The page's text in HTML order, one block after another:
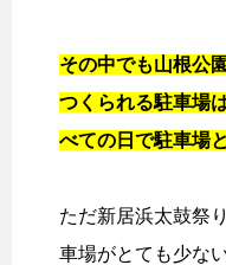
その中でも山根公
つくられる駐車場
べての日で駐車場
ただ新居浜太鼓祭
車場がとても少な